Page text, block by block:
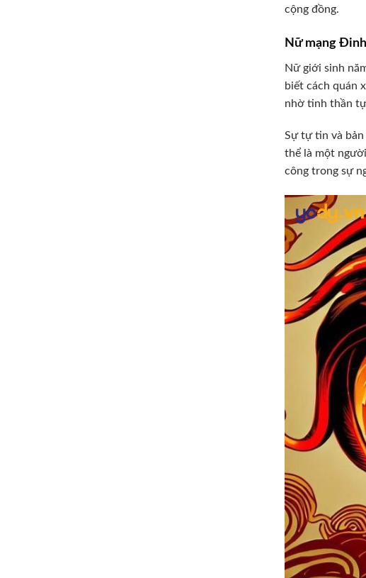
cộng đồng.
Nữ mạng
Nữ giới sinh
biết cách quán
nhờ tinh thần
Sự tự tin và
thể là một
công trong sự